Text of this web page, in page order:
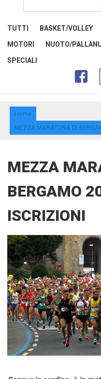
TUTTI BASKET/VOLLEY
MOTORI NUOTO/
SPECIALI
Home
MEZZA MARATONA DI
MEZZA
BERGAMO
ISCRIZIONI